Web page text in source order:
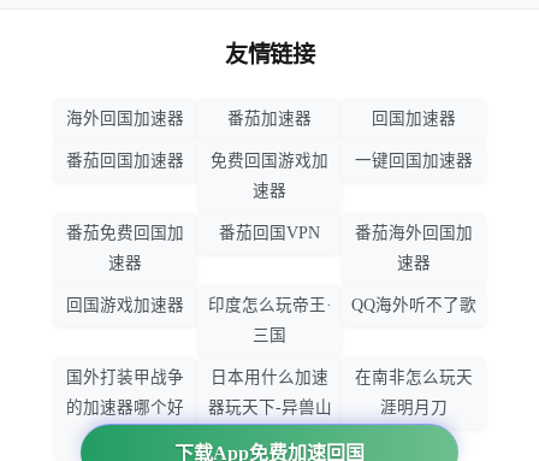
下载App免费加速回国
友情链接
海外回国加速器 番茄加速器 回国加速器
番茄回国加速器
免费回国游戏加
速器
一键回国加速器
番茄免费回国加
速器
番茄回国VPN
番茄海外回国加
速器
回国游戏加速器
印度怎么玩帝王·
三国
QQ海外听不了歌
国外打装甲战争
的加速器哪个好
日本用什么加速
器玩天下-异兽山
海
在南非怎么玩天
涯明月刀